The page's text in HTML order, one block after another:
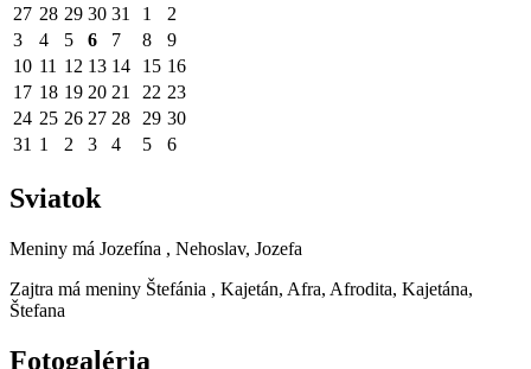
27 28 29 30 31 1
2
3
4 5 6 7 8
9
10 11 12 13 14 15 16
17 18 19 20 21 22 23
24 25 26 27 28 29 30
31 1 2 3 4 5 6
Sviatok
Meniny má Jozefína , Nehoslav, Jozefa
Zajtra má meniny Štefánia , Kajetán, Afra, Afrodita, Kajetána,
Štefana
Fotogaléria